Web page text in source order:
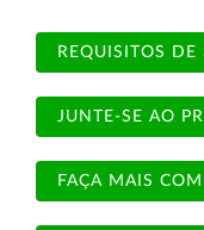
REQUISITOS DE
JUNTE-SE AO
FAÇA MAIS